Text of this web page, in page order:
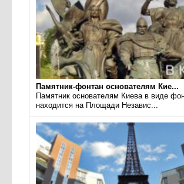
Памятник-фонтан основателям Кие...
Памятник основателям Киева в виде
находится на Площади Независ...